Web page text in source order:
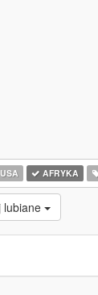
AFRYKA
lubiane